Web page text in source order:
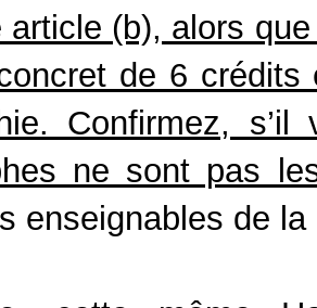
article (b), alors
de 6 crédits
Confirmez,
ne sont pas
enseignables de